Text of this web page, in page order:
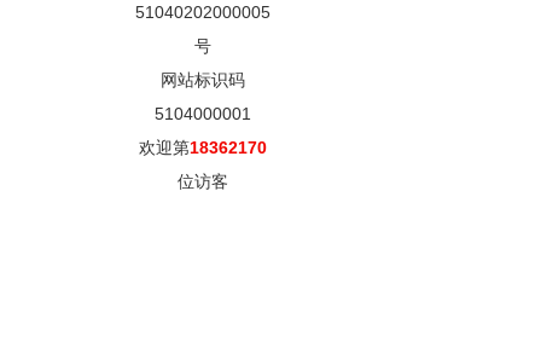
51040202000005
号
网站标识码
5104000001
欢迎第18362170
位访客